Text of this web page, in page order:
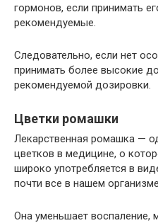
гормонов, если принимать
рекомендуемые.
Следовательно, если нет
принимать более высокие
рекомендуемой дозировки.
Цветки ромашки
Лекарственная ромашка —
цветков в медицине, о
широко употребляется в
почти все в нашем организме.
Она уменьшает воспаление,